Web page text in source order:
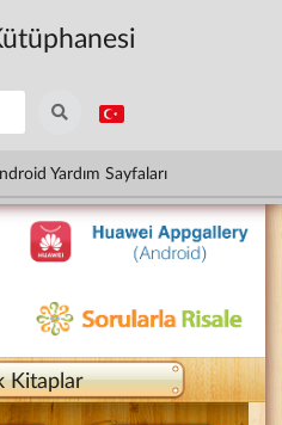
Yardım Sayfaları
Kitaplar